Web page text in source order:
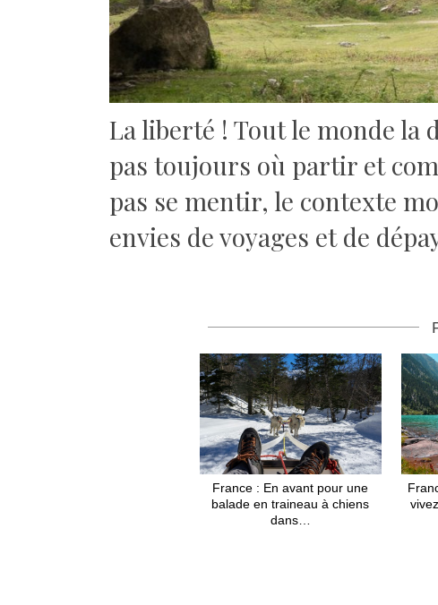
La liberté ! Tout le monde la
pas toujours où partir et
pas se mentir, le contexte
envies de voyages et de
France : En avant pour une
balade en traineau à chiens
dans…